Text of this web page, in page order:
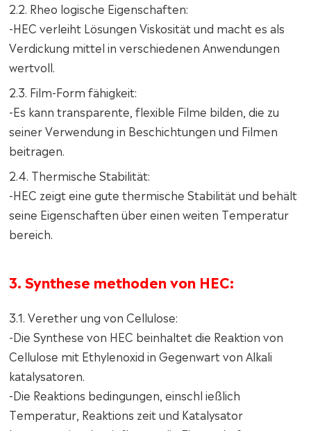
2.2. Rheo logische Eigenschaften:
-HEC verleiht Lösungen Viskosität und macht es als
Verdickung mittel in verschiedenen Anwendungen
wertvoll.
2.3. Film-Form fähigkeit:
-Es kann transparente, flexible Filme bilden, die zu
seiner Verwendung in Beschichtungen und Filmen
beitragen.
2.4. Thermische Stabilität:
-HEC zeigt eine gute thermische Stabilität und behält
seine Eigenschaften über einen weiten Temperatur
bereich.
3. Synthese methoden von HEC:
3.1. Verether ung von Cellulose:
-Die Synthese von HEC beinhaltet die Reaktion von
Cellulose mit Ethylenoxid in Gegenwart von Alkali
katalysatoren.
-Die Reaktions bedingungen, einschl ießlich
Temperatur, Reaktions zeit und Katalysator